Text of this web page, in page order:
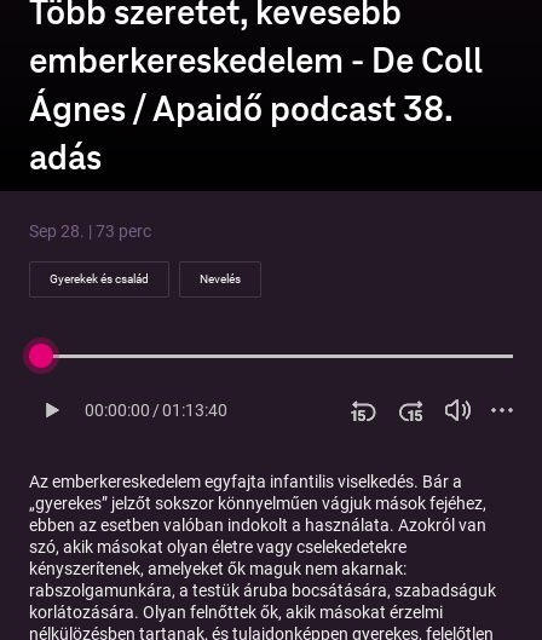
Több szeretet, kevesebb
emberkereskedelem - De Coll
Ágnes / Apaidő podcast 38.
adás
Sep 28. | 73 perc
Gyerekek és család Nevelés
00:00:00/01:13:40
Az emberkereskedelem egyfajta infantilis viselkedés. Bár a
„gyerekes” jelzőt sokszor könnyelműen vágjuk mások fejéhez,
ebben az esetben valóban indokolt a használata. Azokról van
szó, akik másokat olyan életre vagy cselekedetekre
kényszerítenek, amelyeket ők maguk nem akarnak:
rabszolgamunkára, a testük áruba bocsátására, szabadságuk
korlátozására. Olyan felnőttek ők, akik másokat érzelmi
nélkülözésben tartanak, és tulajdonképpen gyerekes, felelőtlen